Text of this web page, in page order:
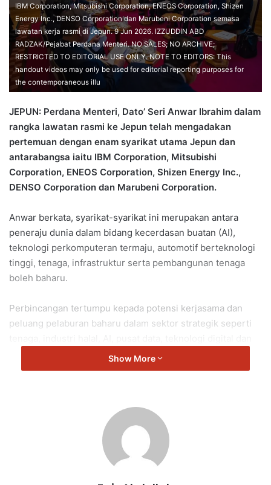
e
m
a
IBM Corporation, Mitsubishi Corporation, ENEOS Corporation, Shizen
Energy Inc., DENSO Corporation dan Marubeni Corporation semasa
lawatan kerja rasmi di Jepun. 9 Jun 2026. IZZUDDIN ABD
RADZAK/Pejabat Perdana Menteri. NO SALES; NO ARCHIVE;
RESTRICTED TO EDITORIAL USE ONLY. NOTE TO EDITORS: This
handout videos may only be used for editorial reporting purposes for
the contemporaneous illu
JEPUN: Perdana Menteri, Dato’ Seri Anwar Ibrahim dalam
rangka lawatan rasmi ke Jepun telah mengadakan
pertemuan dengan enam syarikat utama Jepun dan
antarabangsa iaitu IBM Corporation, Mitsubishi
Corporation, ENEOS Corporation, Shizen Energy Inc.,
DENSO Corporation dan Marubeni Corporation.
Anwar berkata, syarikat-syarikat ini merupakan antara
peneraju dunia dalam bidang kecerdasan buatan (AI),
teknologi perkomputeran termaju, automotif berteknologi
tinggi, tenaga, infrastruktur serta pembangunan tenaga
boleh baharu.
Perbincangan tertumpu kepada potensi kerjasama dan
peluang pelaburan baharu dalam sektor strategik seperti
ekonomi serta keterjaminan bekalan negara.
“Fokus kita adalah untuk menarik lebih banyak pelaburan
berkualiti, memperkasa ekosistem berteknologi tinggi
Show More